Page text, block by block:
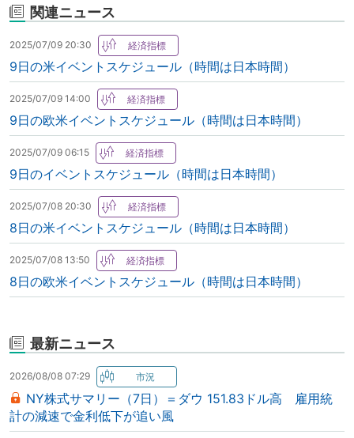
関連ニュース
2025/07/09 20:30
9日の米イベントスケジュール（時間は日本時間）
2025/07/09 14:00
9日の欧米イベントスケジュール（時間は日本時間）
2025/07/09 06:15
9日のイベントスケジュール（時間は日本時間）
2025/07/08 20:30
8日の米イベントスケジュール（時間は日本時間）
2025/07/08 13:50
8日の欧米イベントスケジュール（時間は日本時間）
最新ニュース
2026/08/08 07:29
NY株式サマリー（7日）＝ダウ 151.83ドル高 雇用統
計の減速で金利低下が追い風